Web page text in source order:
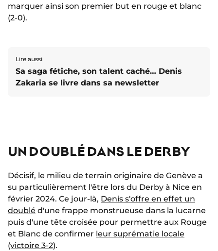
marquer ainsi son premier but en rouge et blanc
(2-0).
Lire aussi
Sa saga fétiche, son talent caché… Denis
Zakaria se livre dans sa newsletter
UN DOUBLÉ DANS LE DERBY
Décisif, le milieu de terrain originaire de Genève a
su particulièrement l'être lors du Derby à Nice en
février 2024. Ce jour-là, Denis s'offre en effet un
doublé d'une frappe monstrueuse dans la lucarne
puis d'une tête croisée pour permettre aux Rouge
et Blanc de confirmer leur suprématie locale
(victoire 3-2).